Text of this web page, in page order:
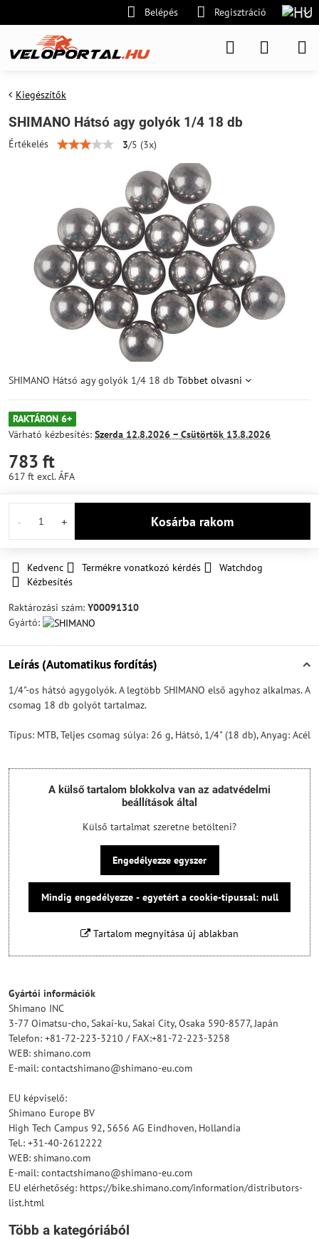
Belépés Regisztráció
Kiegészítők
SHIMANO Hátsó agy golyók 1/4 18 db
Értékelés 3/5 (3x)
SHIMANO Hátsó agy golyók 1/4 18 db Többet olvasni
RAKTÁRON 6+
Várható kézbesítés: Szerda 12.8.2026 − Csütörtök 13.8.2026
783 ft
617 ft excl. ÁFA
Kosárba rakom
Kedvenc Termékre vonatkozó kérdés
Watchdog
Kézbesítés
Raktározási szám: Y00091310
Gyártó:
Leírás (Automatikus fordítás)
1/4"-os hátsó agygolyók. A legtöbb SHIMANO első agyhoz alkalmas. A
csomag 18 db golyót tartalmaz.
Típus: MTB, Teljes csomag súlya: 26 g, Hátsó, 1/4" (18 db), Anyag: Acél
A külső tartalom blokkolva van az adatvédelmi
beállítások által
Külső tartalmat szeretne betölteni?
Engedélyezze egyszer
Mindig engedélyezze - egyetért a cookie-típussal: null
Tartalom megnyitása új ablakban
Gyártói információk
Shimano INC
3-77 Oimatsu-cho, Sakai-ku, Sakai City, Osaka 590-8577, Japán
Telefon: +81-72-223-3210 / FAX:+81-72-223-3258
WEB: shimano.com
E-mail: contactshimano@shimano-eu.com
EU képviselő:
Shimano Europe BV
High Tech Campus 92, 5656 AG Eindhoven, Hollandia
Tel.: +31-40-2612222
WEB: shimano.com
E-mail: contactshimano@shimano-eu.com
EU elérhetőség: https://bike.shimano.com/information/distributors-
list.html
Több a kategóriából